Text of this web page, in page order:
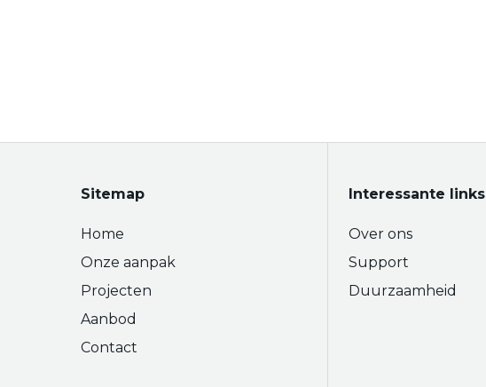
Sitemap
Home
Onze aanpak
Projecten
Aanbod
Contact
Interessante links
Over ons
Support
Duurzaamheid